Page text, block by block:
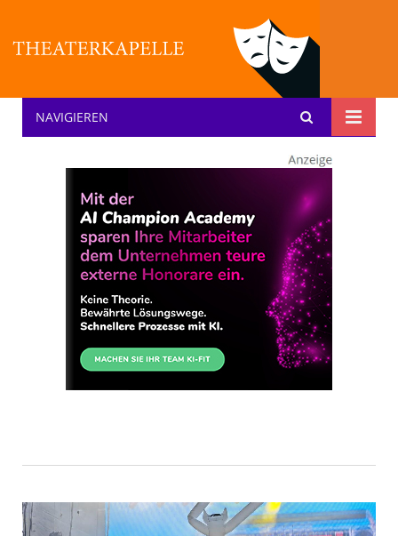
Theater: [KA] :pelle
NAVIGIEREN